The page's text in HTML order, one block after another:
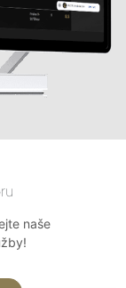
naše